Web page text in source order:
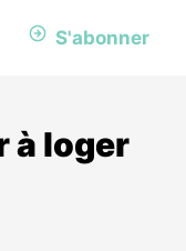
S'abonner
à loger